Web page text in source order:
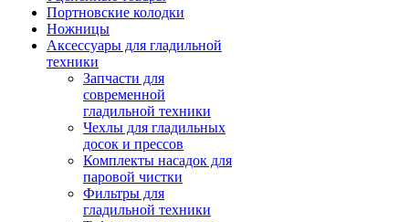
Портновские колодки
Ножницы
Аксессуары для гладильной
техники
Запчасти для
современной
гладильной техники
Чехлы для гладильных
досок и прессов
Комплекты насадок для
паровой чистки
Фильтры для
гладильной техники